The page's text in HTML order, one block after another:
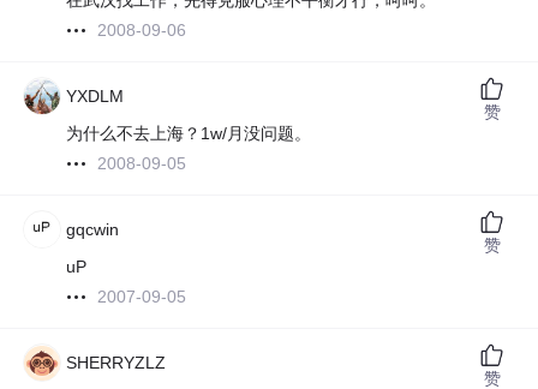
2008-09-06
YXDLM
为什么不去上海？1w/月没问题。
2008-09-05
赞
gqcwin
uP
2007-09-05
赞
SHERRYZLZ
赞